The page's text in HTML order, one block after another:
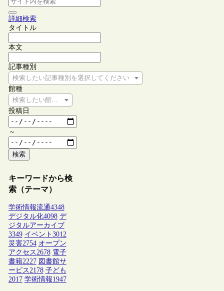
詳細検索
タイトル
本文
記事種別
検索したい記事種別を選択してください
館種
検索したい館種を選択してください
投稿日
～
検索
キーワードから検
索（テーマ）
学術情報流通4348
デジタル化4098 デ
ジタルアーカイブ
3349 イベント 3012
災害2754 オープン
アクセス2678 電子
書籍2227 図書館サ
ービス2178 子ども
2017 学術情報1947